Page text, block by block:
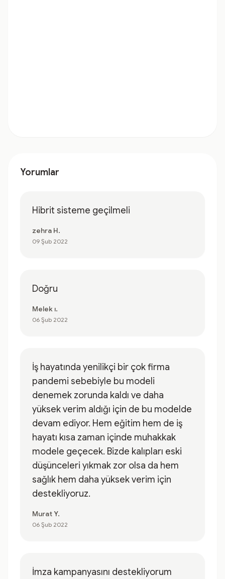
Yorumlar
Hibrit sisteme geçilmeli
zehra H.
09 Şub 2022
Doğru
Melek ı.
06 Şub 2022
İş hayatında yenilikçi bir çok firma
pandemi sebebiyle bu modeli
denemek zorunda kaldı ve daha
yüksek verim aldığı için de bu modelde
devam ediyor. Hem eğitim hem de iş
hayatı kısa zaman içinde muhakkak
modele geçecek. Bizde kalıpları eski
düşünceleri yıkmak zor olsa da hem
sağlık hem daha yüksek verim için
destekliyoruz.
Murat Y.
06 Şub 2022
İmza kampanyasını destekliyorum